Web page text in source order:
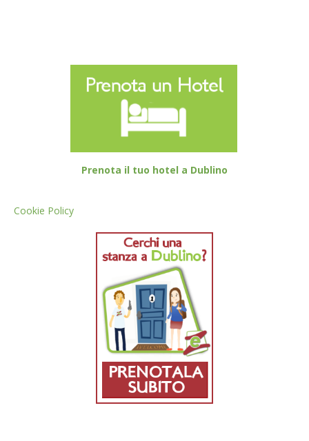
Prenota il tuo hotel a Dublino
Cookie Policy